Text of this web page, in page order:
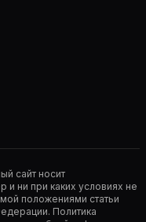
сайт носит
и ни при каких условиях не
положениями статьи
Политика